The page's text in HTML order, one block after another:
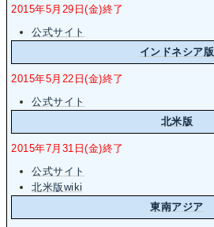
2015年5月29日(金)終了
公式サイト
インドネシア版
2015年5月22日(金)終了
公式サイト
北米版
2015年7月31日(金)終了
公式サイト
北米版wiki
東南アジア